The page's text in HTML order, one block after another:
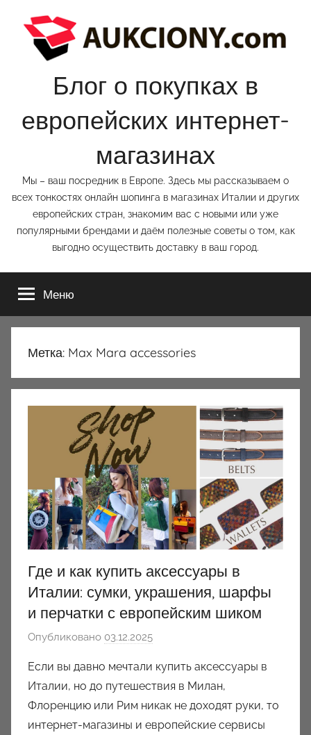
содержимому
Блог о покупках в
европейских интернет-
магазинах
Мы – ваш посредник в Европе. Здесь мы рассказываем о
всех тонкостях онлайн шопинга в магазинах Италии и других
европейских стран, знакомим вас с новыми или уже
популярными брендами и даём полезные советы о том, как
выгодно осуществить доставку в ваш город.
Меню
Метка: Max Mara accessories
Где и как купить аксессуары в
Италии: сумки, украшения, шарфы
и перчатки с европейским шиком
Опубликовано 03.12.2025
т
о
р
о
Если вы давно мечтали купить аксессуары в
Италии, но до путешествия в Милан,
Флоренцию или Рим никак не доходят руки, то
интернет-магазины и европейские сервисы